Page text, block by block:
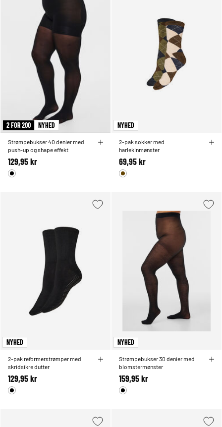
2 FOR 200 NYHED
Strømpebukser 40 denier med
push-up og shape effekt
129,95 kr
NYHED
2-pak sokker med
harlekinmønster
69,95 kr
NYHED
2-pak reformerstrømper med
skridsikre dutter
129,95 kr
NYHED
Strømpebukser 30 denier med
blomstermønster
159,95 kr